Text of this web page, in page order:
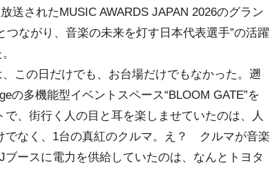
送されたMUSIC AWARDS JAPAN 2026のグラン
つながり、音楽の未来を灯す日本代表選手”の活躍
この日だけでも、お台場だけでもなかった。遡
の多機能型イベントスペース“BLOOM GATE”を
、街行く人の目と耳を楽しませていたのは、人
でなく、1台の真紅のクルマ。え？ クルマが音楽
ースに電力を供給していたのは、なんとトヨタ